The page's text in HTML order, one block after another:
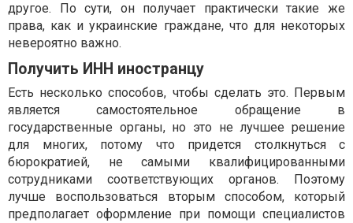
другое. По сути, он получает практически такие же
права, как и украинские граждане, что для некоторых
невероятно важно.
Получить ИНН иностранцу
Есть несколько способов, чтобы сделать это. Первым
является самостоятельное обращение в
государственные органы, но это не лучшее решение
для многих, потому что придется столкнуться с
бюрократией, не самыми квалифицированными
сотрудниками соответствующих органов. Поэтому
лучше воспользоваться вторым способом, который
предполагает оформление при помощи специалистов